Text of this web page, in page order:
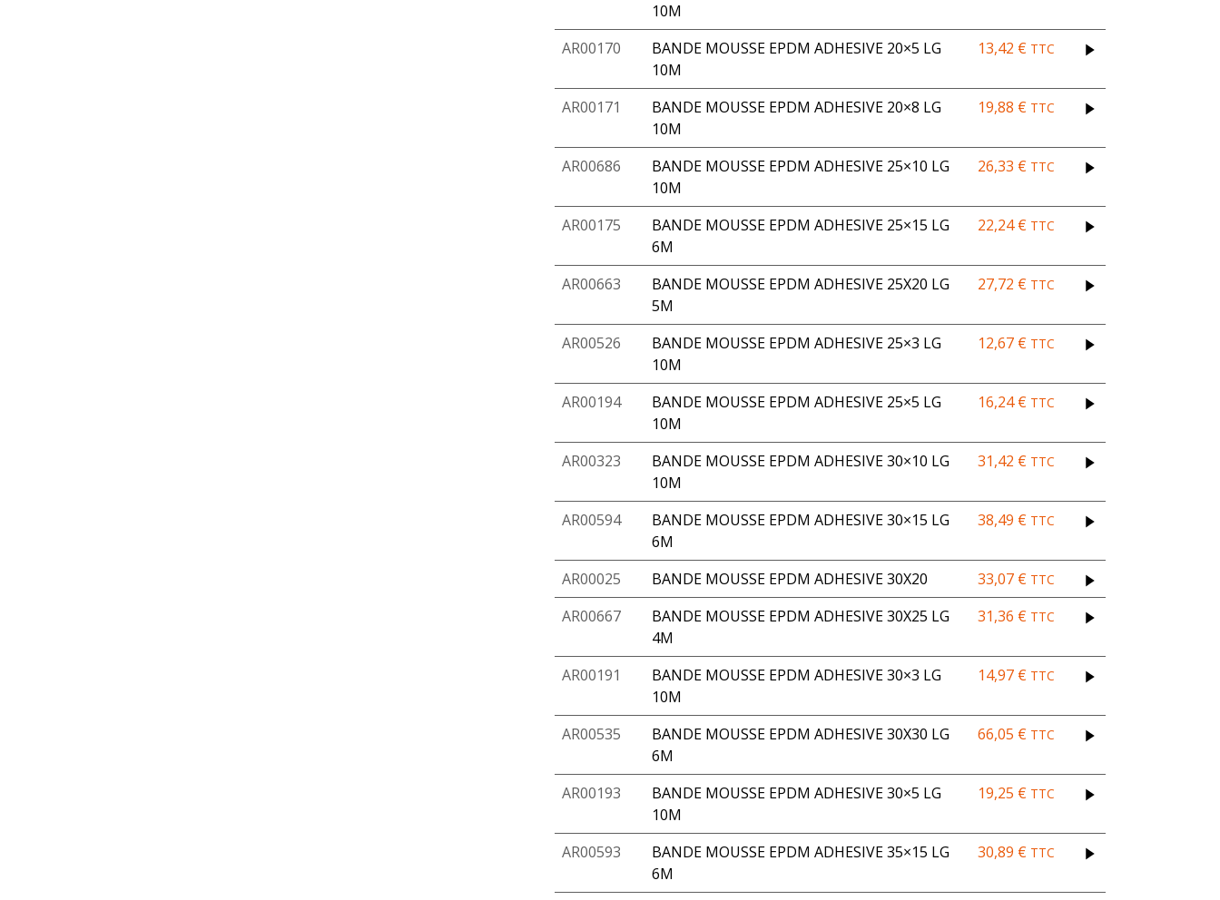
10M
AR00170
BANDE MOUSSE EPDM ADHESIVE 20×5 LG
10M
13,42 € TTC
AR00171
BANDE MOUSSE EPDM ADHESIVE 20×8 LG
10M
19,88 € TTC
AR00686
BANDE MOUSSE EPDM ADHESIVE 25×10 LG
10M
26,33 € TTC
AR00175
BANDE MOUSSE EPDM ADHESIVE 25×15 LG
6M
22,24€ TTC
AR00663
BANDE MOUSSE EPDM ADHESIVE 25X20 LG
5M
27,72 € TTC
AR00526
BANDE MOUSSE EPDM ADHESIVE 25×3 LG
10M
12,67 € TTC
AR00194
BANDE MOUSSE EPDM ADHESIVE 25×5 LG
10M
16,24€ TTC
AR00323
BANDE MOUSSE EPDM ADHESIVE 30×10 LG
10M
31,42 € TTC
AR00594
BANDE MOUSSE EPDM ADHESIVE 30×15 LG
6M
38,49 € TTC
AR00025 BANDE MOUSSE EPDM ADHESIVE 30X20 33,07 € TTC
AR00667
BANDE MOUSSE EPDM ADHESIVE 30X25 LG
4M
31,36 € TTC
AR00191
BANDE MOUSSE EPDM ADHESIVE 30×3 LG
10M
14,97 € TTC
AR00535
BANDE MOUSSE EPDM ADHESIVE 30X30 LG
6M
66,05 € TTC
AR00193
BANDE MOUSSE EPDM ADHESIVE 30×5 LG
10M
19,25 € TTC
AR00593
BANDE MOUSSE EPDM ADHESIVE 35×15 LG
6M
30,89 € TTC